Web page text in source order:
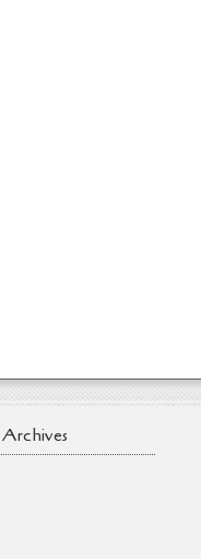
Archives